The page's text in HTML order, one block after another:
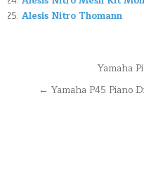
Alesis Nitro Thomann
NavegaciónYamaha
← Yamaha P45 Piano